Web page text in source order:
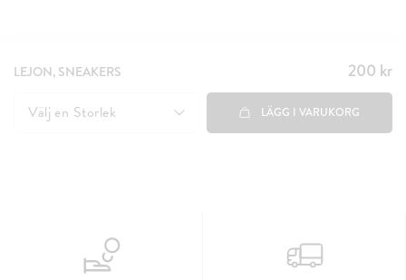
LEJON, SNEAKERS Pris:
200 kr
200 kr
Välj en Storlek LÄGG I VARUKORG